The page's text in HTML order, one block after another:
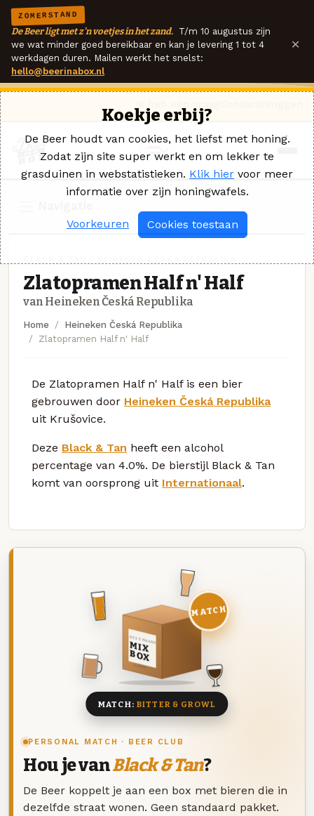
ZOMERSTAND
De Beer ligt met z'n voetjes in het zand. T/m 10 augustus zijn
we wat minder goed bereikbaar en kan je levering 1 tot 4
werkdagen duren. Mailen werkt het snelst:
hello@beerinabox.nl
×
Zlatopramen Half n' Half
van Heineken Česká Republika
Home
Heineken Česká Republika
Zlatopramen Half n' Half
De Zlatopramen Half n' Half is een bier
gebrouwen door Heineken Česká Republika
uit Krušovice.
Deze Black & Tan heeft een alcohol
percentage van 4.0%. De bierstijl Black & Tan
komt van oorsprong uit Internationaal.
PERSONAL MATCH · BEER CLUB
Hou je vanBlack & Tan?
De Beer koppelt je aan een box met bieren die in
dezelfde straat wonen. Geen standaard pakket.
DEZE MAAND
MIX
BOX
8 BIEREN
MATCH
MATCH: BITTER & GROWL
Koekje erbij?
De Beer houdt van cookies, het liefst met honing.
Zodat zijn site super werkt en om lekker te
grasduinen in webstatistieken. Klik hier voor meer
informatie over zijn honingwafels.
Voorkeuren Cookies toestaan